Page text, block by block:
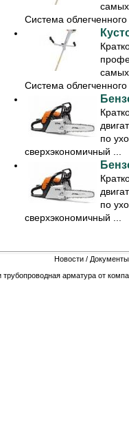
Система облегченного
Система облегченного
по
сверхэкономичный ...
по
сверхэкономичный ...
Новости / Документы
арматура от